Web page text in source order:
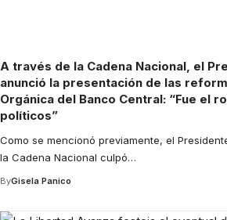
A través de la Cadena Nacional, el
anunció la presentación de las
Orgánica del Banco Central: “Fue el
políticos”
Como se mencionó previamente, el
la Cadena Nacional culpó…
ByGisela Panico